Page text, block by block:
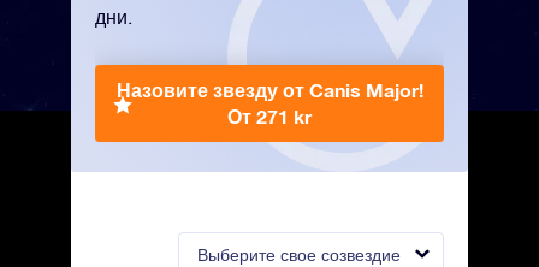
Выберите свое созвездие
дни.
Назовите звезду от Canis Major!
От 271 kr